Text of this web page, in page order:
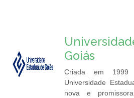
Goiás
Criada em
Universidade
nova e